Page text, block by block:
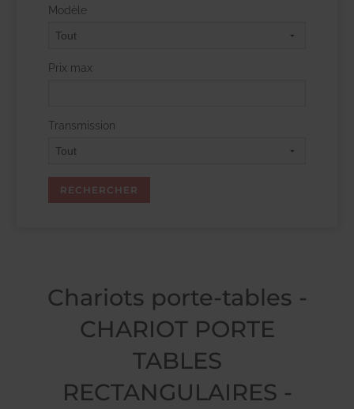
Modèle
Prix max
Transmission
Chariots porte-tables -
CHARIOT PORTE
TABLES
RECTANGULAIRES -